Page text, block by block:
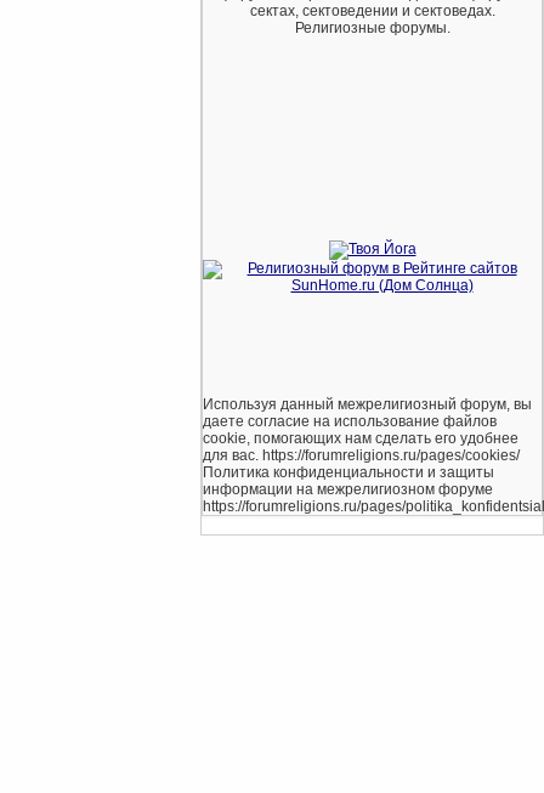
сектах, сектоведении и сектоведах.
Религиозные форумы.
Используя данный межрелигиозный форум, вы
даете согласие на использование файлов
cookie, помогающих нам сделать его удобнее
для вас. https://forumreligions.ru/pages/cookies/
Политика конфиденциальности и защиты
информации на межрелигиозном форуме
https://forumreligions.ru/pages/